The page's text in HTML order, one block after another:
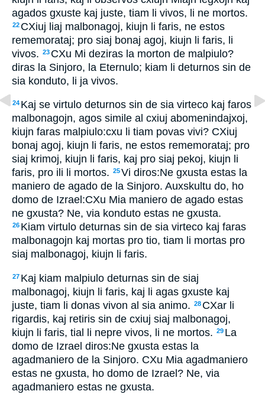
agados gxuste kaj juste, tiam li vivos, li ne mortos.
22 CXiuj liaj malbonagoj, kiujn li faris, ne estos
rememorataj; pro siaj bonaj agoj, kiujn li faris, li
vivos. 23 CXu Mi deziras la morton de malpiulo?
diras la Sinjoro, la Eternulo; kiam li deturnos sin de
sia konduto, li ja vivos.
24 Kaj se virtulo deturnos sin de sia virteco kaj faros
malbonagojn, agos simile al cxiuj abomenindajxoj,
kiujn faras malpiulo:cxu li tiam povas vivi? CXiuj
bonaj agoj, kiujn li faris, ne estos rememorataj; pro
siaj krimoj, kiujn li faris, kaj pro siaj pekoj, kiujn li
faris, pro ili li mortos. 25Vi diros:Ne gxusta estas la
maniero de agado de la Sinjoro. Auxskultu do, ho
domo de Izrael:CXu Mia maniero de agado estas
ne gxusta? Ne, via konduto estas ne gxusta.
26 Kiam virtulo deturnas sin de sia virteco kaj faras
malbonagojn kaj mortas pro tio, tiam li mortas pro
siaj malbonagoj, kiujn li faris.
27 Kaj kiam malpiulo deturnas sin de siaj
malbonagoj, kiujn li faris, kaj li agas gxuste kaj
juste, tiam li donas vivon al sia animo. 28 CXar li
rigardis, kaj retiris sin de cxiuj siaj malbonagoj,
kiujn li faris, tial li nepre vivos, li ne mortos. 29 La
domo de Izrael diros:Ne gxusta estas la
agadmaniero de la Sinjoro. CXu Mia agadmaniero
estas ne gxusta, ho domo de Izrael? Ne, via
agadmaniero estas ne gxusta.